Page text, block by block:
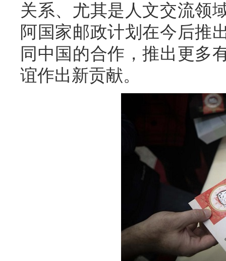
关系、尤其是人文交流领
阿国家邮政计划在今后推
同中国的合作，推出更多
谊作出新贡献。